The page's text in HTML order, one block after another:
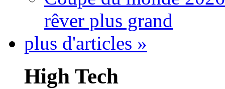
rêver plus grand
plus d'articles »
High Tech